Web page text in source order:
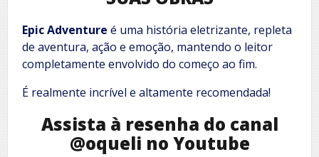
Epic Adventure é uma história eletrizante, repleta
de aventura, ação e emoção, mantendo o leitor
completamente envolvido do começo ao fim.
É realmente incrível e altamente recomendada!
Assista à resenha do canal
@oqueli no Youtube